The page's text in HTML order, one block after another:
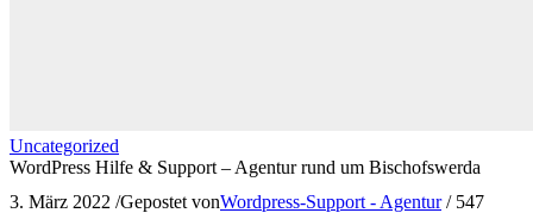
Uncategorized
WordPress Hilfe & Support – Agentur rund um Bischofswerda
3. März 2022 /Gepostet vonWordpress-Support - Agentur / 547